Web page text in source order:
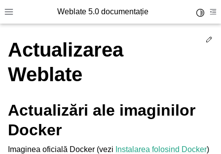
Toggle site navigation sidebar
Weblate 5.0 documentație
Actualizarea
Weblate
Actualizări ale imaginilor
Docker
Imaginea oficială Docker (vezi Instalarea folosind Docker)